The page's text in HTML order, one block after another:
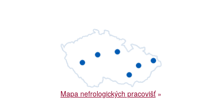
Mapa nefrologických pracovišť»